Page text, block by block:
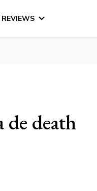
REVIEWS
de death